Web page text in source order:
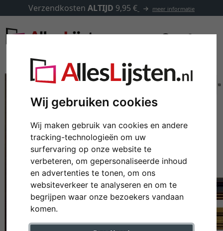
Wij gebruiken cookies
Wij maken gebruik van cookies en andere
tracking-technologieën om uw
surfervaring op onze website te
verbeteren, om gepersonaliseerde inhoud
en advertenties te tonen, om ons
websiteverkeer te analyseren en om te
begrijpen waar onze bezoekers vandaan
komen.
Verzendkosten ALTIJD 9,95 € meer informatie
Terug